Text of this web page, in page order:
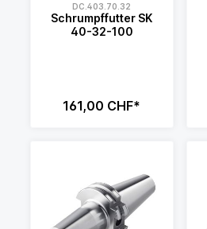
DC.403.70.32
Schrumpffutter SK
40-32-100
161,00 CHF*